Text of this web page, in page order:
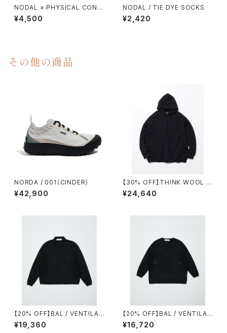
NODAL × PHYSICAL CONT
MPRY.
¥4,500
NODAL / TIE DYE SOCKS
¥2,420
その他の商品
NORDA / 001（CINDER）
¥42,900
【30% OFF】THINK WOOL /
BRUSHED LINING PARKA
¥24,640
【20% OFF】BAL / VENTILAT
ION MESH KNIT ZIP POLO
LS
¥19,360
【20% OFF】BAL / VENTILAT
ION MESH CREW SWEATER
¥16,720